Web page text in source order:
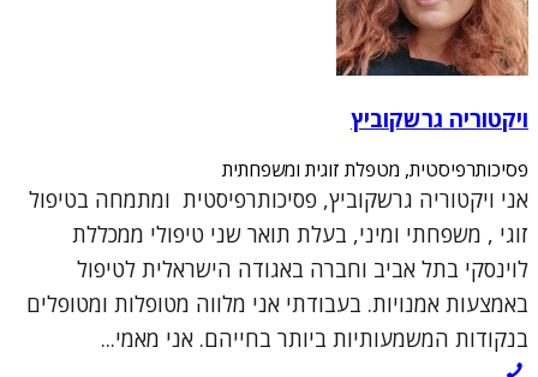
ויקטוריה גרשקוביץ
פסיכותרפיסטית, מטפלת זוגית ומשפחתית
אני ויקטוריה גרשקוביץ, פסיכותרפיסטית ומתמחה בטיפול
זוגי , משפחתי ומיני, בעלת תואר שני טיפולי ממכללת
לוינסקי בתל אביב וחברה באגודה הישראלית לטיפול
באמצעות אמנויות. בעבודתי אני מלווה מטופלות ומטופלים
בנקודות המשמעותיות ביותר בחייהם. אני מאמי...